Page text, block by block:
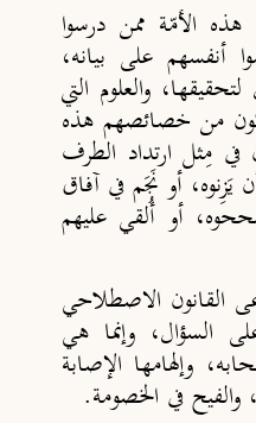
هذه الأمّة ممن درسوا
أنفسهم على بيانه،
والعلوم التي
من خصائصهم هذه
في مِثل ارتداد الطرف
يَزِنوه، أو نَجَم في آفاق
أو أُلقي عليهم
القانون الاصطلاحي
السؤال، وإنما هي
وإلهامها الإصابة
والفيح في الخصومة.